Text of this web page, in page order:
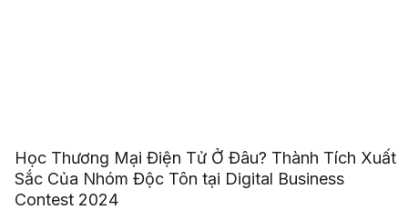
Học Thương Mại Điện Tử Ở Đâu? Thành Tích Xuất
Sắc Của Nhóm Độc Tôn tại Digital Business
Contest 2024